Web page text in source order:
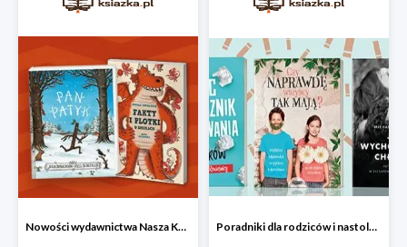
Nowości wydawnictwa Nasza Księgarnia w Taniej Książce do -40% Poradniki dla rodziców i nastolatków w Taniej Książce do -40%